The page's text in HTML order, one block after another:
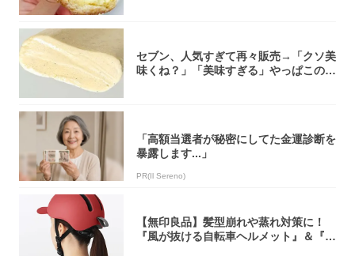
セブン、人気すぎて再々販売→「クソ美
味くね？」「美味すぎる」やっぱこのク
「高額当選者が秘密にしてた金運診断を
暴露します...」
PR(Il Sereno)
【無印良品】髪型崩れや蒸れ対策に！
『風が抜ける自転車ヘルメット』＆『2